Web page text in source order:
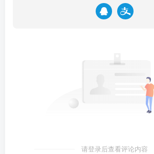
请登录后查看评论内容